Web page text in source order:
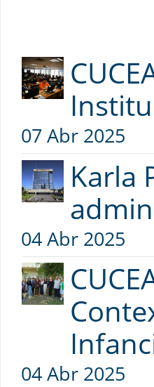
07 Abr 2025
Karla
04 Abr 2025
04 Abr 2025